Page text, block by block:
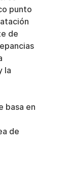
punto
de
la
basa en
de